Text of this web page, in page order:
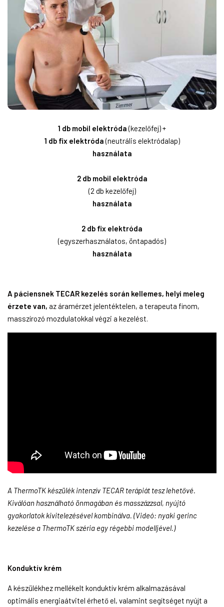
1 db mobil elektróda(kezelőfej) +
1 db fix elektróda(neutrális elektródalap)
használata
2 db mobil elektróda
(2 db kezelőfej)
használata
2 db fix elektróda
(egyszerhasználatos, öntapadós)
használata
A páciensnek TECAR kezelés során kellemes, helyi meleg
érzete van, az áramérzet jelentéktelen, a terapeuta finom,
masszírozó mozdulatokkal végzi a kezelést.
A ThermoTK készülék intenzív TECAR terápiát tesz lehetővé.
Kiválóan használható önmagában és masszázzsal, nyújtó
gyakorlatok kivitelezésével kombinálva. (Videó: nyaki gerinc
kezelése a ThermoTK széria egy régebbi modelljével.)
Konduktív krém
A készülékhez mellékelt konduktív krém alkalmazásával
optimális energiaátvitel érhető el, valamint segítséget nyújt a